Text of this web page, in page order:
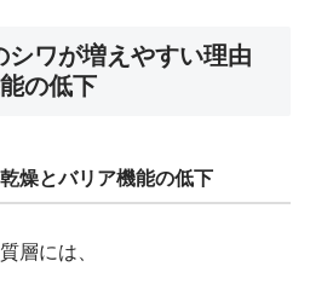
シワが増えやすい理由
の低下
燥とバリア機能の低下
層には、